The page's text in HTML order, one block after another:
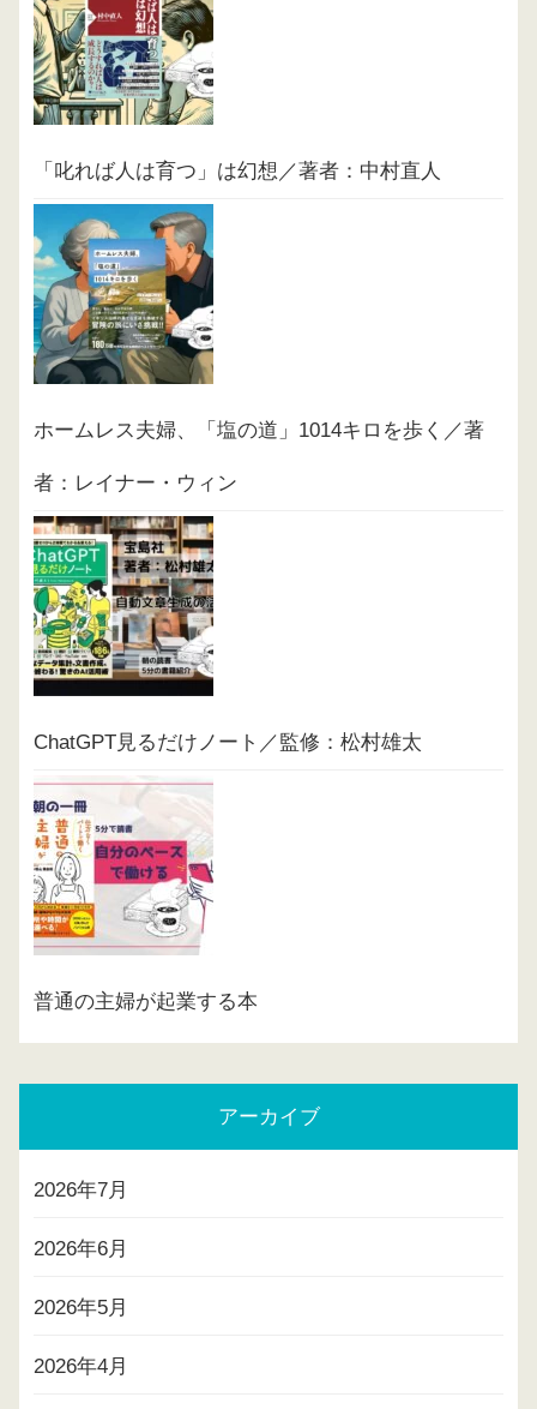
「叱れば人は育つ」は幻想／著者：中村直人
ホームレス夫婦、「塩の道」1014キロを歩く／著
者：レイナー・ウィン
ChatGPT見るだけノート／監修：松村雄太
普通の主婦が起業する本
アーカイブ
2026年7月
2026年6月
2026年5月
2026年4月